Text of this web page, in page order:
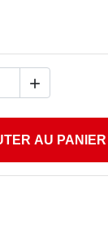

AU PANIER